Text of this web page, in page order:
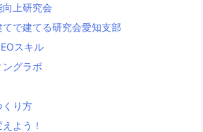
上研究会
で建てる研究会愛知支部
スキル
ングラボ
くり方
よう！